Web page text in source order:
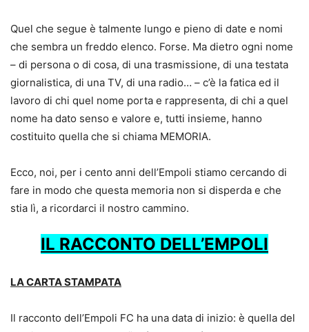
Quel che segue è talmente lungo e pieno di date e nomi
che sembra un freddo elenco. Forse. Ma dietro ogni nome
– di persona o di cosa, di una trasmissione, di una testata
giornalistica, di una TV, di una radio… – c’è la fatica ed il
lavoro di chi quel nome porta e rappresenta, di chi a quel
nome ha dato senso e valore e, tutti insieme, hanno
costituito quella che si chiama MEMORIA.
Ecco, noi, per i cento anni dell’Empoli stiamo cercando di
fare in modo che questa memoria non si disperda e che
stia lì, a ricordarci il nostro cammino.
IL RACCONTO DELL’EMPOLI
LA CARTA STAMPATA
Il racconto dell’Empoli FC ha una data di inizio: è quella del